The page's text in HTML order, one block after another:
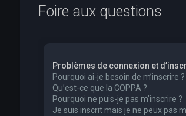
Foire aux questions
Problèmes de connexion et
Pourquoi ai-je besoin de m’inscrire ?
Qu’est-ce que la COPPA ?
Pourquoi ne puis-je pas m’inscrire ?
Je suis inscrit mais je ne peux pas